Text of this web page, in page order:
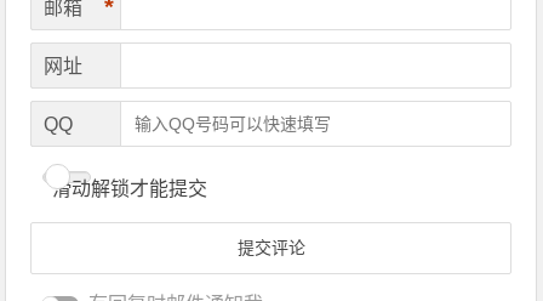
邮箱 *
网址
QQ
滑动解锁才能提交